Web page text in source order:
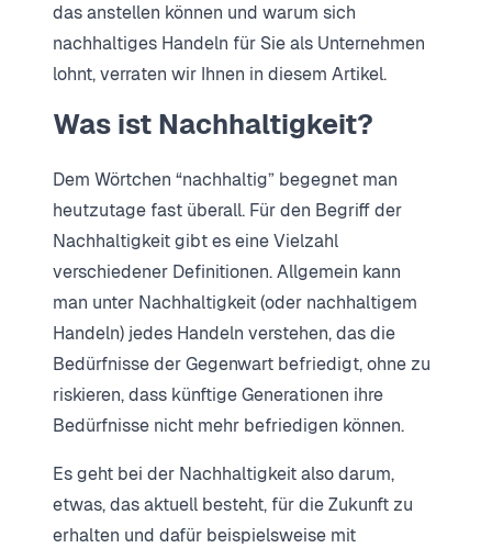
das anstellen können und warum sich
nachhaltiges Handeln für Sie als Unternehmen
lohnt, verraten wir Ihnen in diesem Artikel.
Was ist Nachhaltigkeit?
Dem Wörtchen “nachhaltig” begegnet man
heutzutage fast überall. Für den Begriff der
Nachhaltigkeit gibt es eine Vielzahl
verschiedener Definitionen. Allgemein kann
man unter Nachhaltigkeit (oder nachhaltigem
Handeln) jedes Handeln verstehen, das die
Bedürfnisse der Gegenwart befriedigt, ohne zu
riskieren, dass künftige Generationen ihre
Bedürfnisse nicht mehr befriedigen können.
Es geht bei der Nachhaltigkeit also darum,
etwas, das aktuell besteht, für die Zukunft zu
erhalten und dafür beispielsweise mit